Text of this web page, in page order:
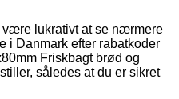
lukrativt at se nærmere
i Danmark efter rabatkoder
Friskbagt brød og
således at du er sikret